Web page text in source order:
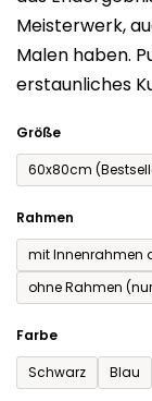
Meisterwerk,
Malen haben.
erstaunliches
Größe
60x80cm
Rahmen
mit Innenrahmen
ohne Rahmen
Farbe
Schwarz
Blau